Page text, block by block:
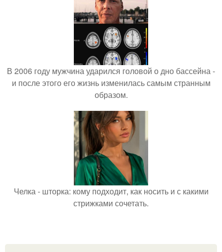
В 2006 году мужчина ударился головой о дно бассейна -
и после этого его жизнь изменилась самым странным
образом.
Челка - шторка: кому подходит, как носить и с какими
стрижками сочетать.